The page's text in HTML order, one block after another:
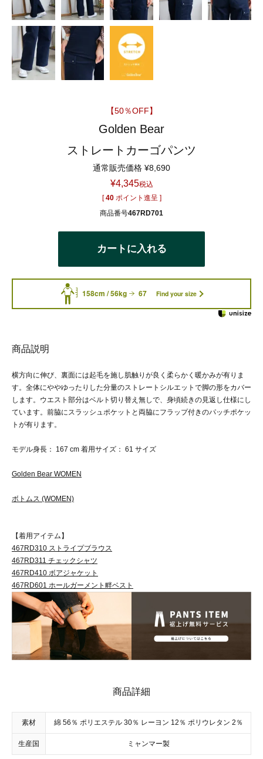
【50％OFF】
Golden Bear
ストレートカーゴパンツ
通常販売価格 ¥8,690
¥4,345税込
[ 40 ポイント進呈 ]
商品番号467RD701
カートに入れる
158cm / 56kg 67 Find your size
商品説明
横方向に伸び、裏面には起毛を施し肌触りが良く柔らかく暖かみが有りま
す。全体にややゆったりした分量のストレートシルエットで脚の形をカバー
します。ウエスト部分はベルト切り替え無しで、身頃続きの見返し仕様にし
ています。前脇にスラッシュポケットと両脇にフラップ付きのパッチポケッ
トが有ります。
モデル身長： 167 cm 着用サイズ： 61 サイズ
Golden Bear WOMEN
ボトムス (WOMEN)
【着用アイテム】
467RD310 ストライプブラウス
467RD311 チェックシャツ
467RD410 ボアジャケット
467RD601 ホールガーメント畔ベスト
商品詳細
素材 綿 56％ ポリエステル 30％ レーヨン 12％ ポリウレタン 2％
生産国 ミャンマー製